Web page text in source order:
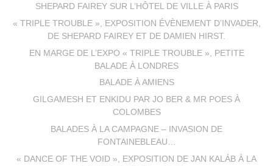
SHEPARD FAIREY SUR L’HÔTEL DE VILLE À PARIS
« TRIPLE TROUBLE », EXPOSITION ÉVÈNEMENT D’INVADER,
DE SHEPARD FAIREY ET DE DAMIEN HIRST.
EN MARGE DE L’EXPO « TRIPLE TROUBLE », PETITE
BALADE À LONDRES
BALADE À AMIENS
GILGAMESH ET ENKIDU PAR JO BER & MR POES À
COLOMBES
BALADES À LA CAMPAGNE – INVASION DE
FONTAINEBLEAU…
« DANCE OF THE VOID », EXPOSITION DE JAN KALÁB À LA